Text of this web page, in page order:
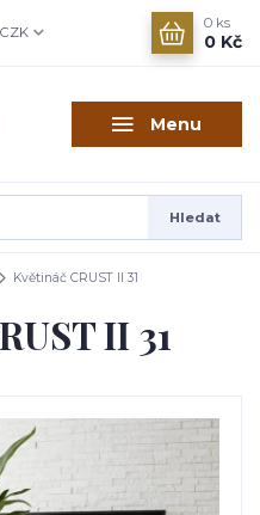
Menu
CZK
Hledat
0 ks
0 Kč
Květináč CRUST II 31
II 31